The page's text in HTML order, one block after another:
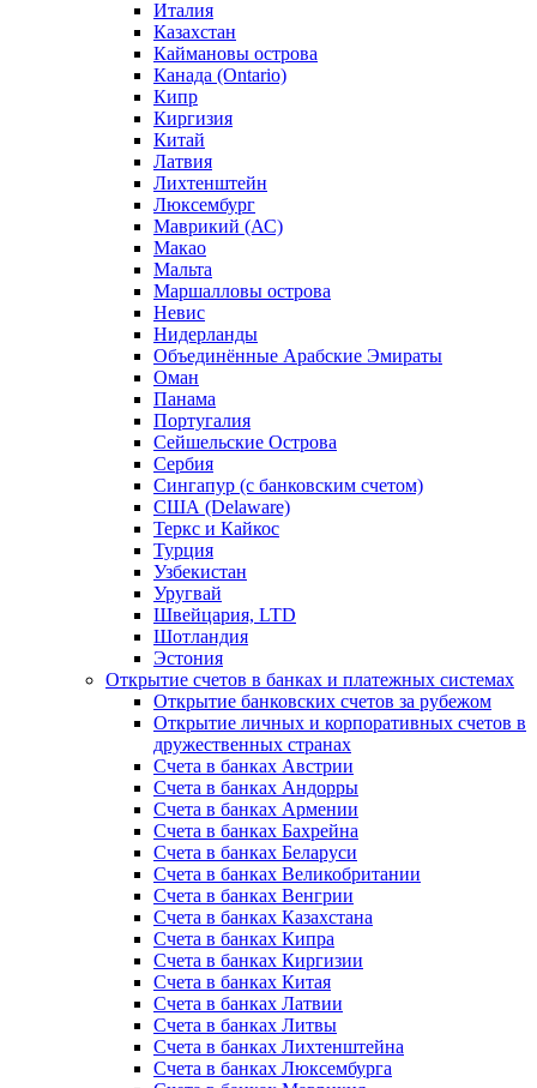
Италия
Казахстан
Каймановы острова
Канада (Ontario)
Кипр
Киргизия
Китай
Латвия
Лихтенштейн
Люксембург
Маврикий (АС)
Макао
Мальта
Маршалловы острова
Нeвис
Нидерланды
Объединённые Арабские Эмираты
Оман
Панама
Португалия
Сейшельские Острова
Сербия
Сингапур (c банковским счетом)
США (Delaware)
Теркс и Кайкос
Турция
Узбекистан
Уругвай
Швейцария, LTD
Шотландия
Эстония
Открытие счетов в банках и платежных системах
Открытие банковских счетов за рубежом
Открытие личных и корпоративных счетов в
дружественных странах
Счета в банках Австрии
Счета в банках Андорры
Счета в банках Армении
Счета в банках Бахрейна
Счета в банках Беларуси
Счета в банках Великобритании
Счета в банках Венгрии
Счета в банках Казахстана
Счета в банках Кипра
Счета в банках Киргизии
Счета в банках Китая
Счета в банках Латвии
Счета в банках Литвы
Счета в банках Лихтенштейна
Счета в банках Люксембурга